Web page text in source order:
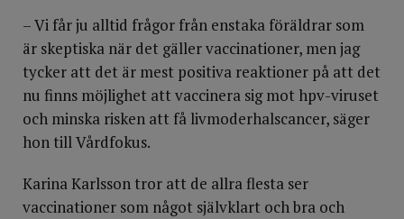
– Vi får ju alltid frågor från enstaka föräldrar som
är skeptiska när det gäller vaccinationer, men jag
tycker att det är mest positiva reaktioner på att det
nu finns möjlighet att vaccinera sig mot hpv-viruset
och minska risken att få livmoderhalscancer, säger
hon till Vårdfokus.
Karina Karlsson tror att de allra flesta ser
vaccinationer som något självklart och bra och